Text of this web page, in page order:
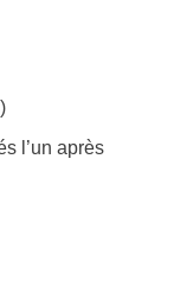
l’un après